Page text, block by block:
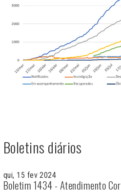
Boletins diários
qui, 15 fev 2024
Boletim 1434 - Atendimento